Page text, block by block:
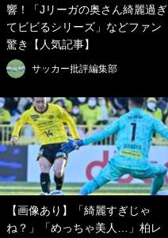
響！「Jリーガの奥さん綺麗過ぎ
てビビるシリーズ」などファン
驚き【人気記事】
サッカー批評編集部
【画像あり】「綺麗すぎじゃ
ね？」「めっちゃ美人…」柏レ